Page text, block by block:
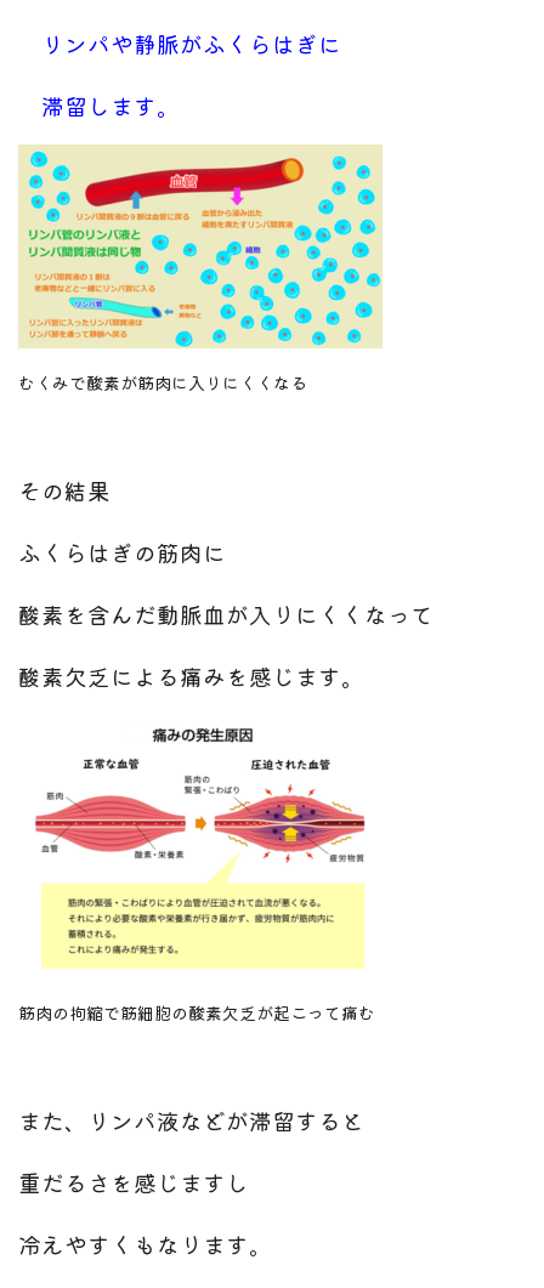
リンパや静脈がふくらはぎに
滞留します。
むくみで酸素が筋肉に入りにくくなる
その結果
ふくらはぎの筋肉に
酸素を含んだ動脈血が入りにくくなって
酸素欠乏による痛みを感じます。
筋肉の拘縮で筋細胞の酸素欠乏が起こって痛む
また、リンパ液などが滞留すると
重だるさを感じますし
冷えやすくもなります。